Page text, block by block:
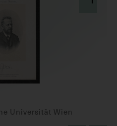
Universität Wien